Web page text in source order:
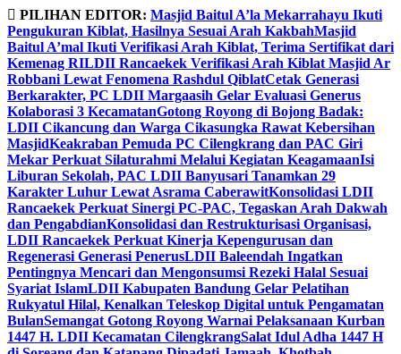
Skip
to
content
PILIHAN EDITOR: Masjid Baitul A’la Mekarrahayu Ikuti
Pengukuran Kiblat, Hasilnya Sesuai Arah KakbahMasjid
Baitul A’mal Ikuti Verifikasi Arah Kiblat, Terima Sertifikat dari
Kemenag RILDII Rancaekek Verifikasi Arah Kiblat Masjid Ar
Robbani Lewat Fenomena Rashdul QiblatCetak Generasi
Berkarakter, PC LDII Margaasih Gelar Evaluasi Generus
Kolaborasi 3 KecamatanGotong Royong di Bojong Badak:
LDII Cikancung dan Warga Cikasungka Rawat Kebersihan
MasjidKeakraban Pemuda PC Cilengkrang dan PAC Giri
Mekar Perkuat Silaturahmi Melalui Kegiatan KeagamaanIsi
Liburan Sekolah, PAC LDII Banyusari Tanamkan 29
Karakter Luhur Lewat Asrama CaberawitKonsolidasi LDII
Rancaekek Perkuat Sinergi PC-PAC, Tegaskan Arah Dakwah
dan PengabdianKonsolidasi dan Restrukturisasi Organisasi,
LDII Rancaekek Perkuat Kinerja Kepengurusan dan
Regenerasi Generasi PenerusLDII Baleendah Ingatkan
Pentingnya Mencari dan Mengonsumsi Rezeki Halal Sesuai
Syariat IslamLDII Kabupaten Bandung Gelar Pelatihan
Rukyatul Hilal, Kenalkan Teleskop Digital untuk Pengamatan
BulanSemangat Gotong Royong Warnai Pelaksanaan Kurban
1447 H. LDII Kecamatan CilengkrangSalat Idul Adha 1447 H